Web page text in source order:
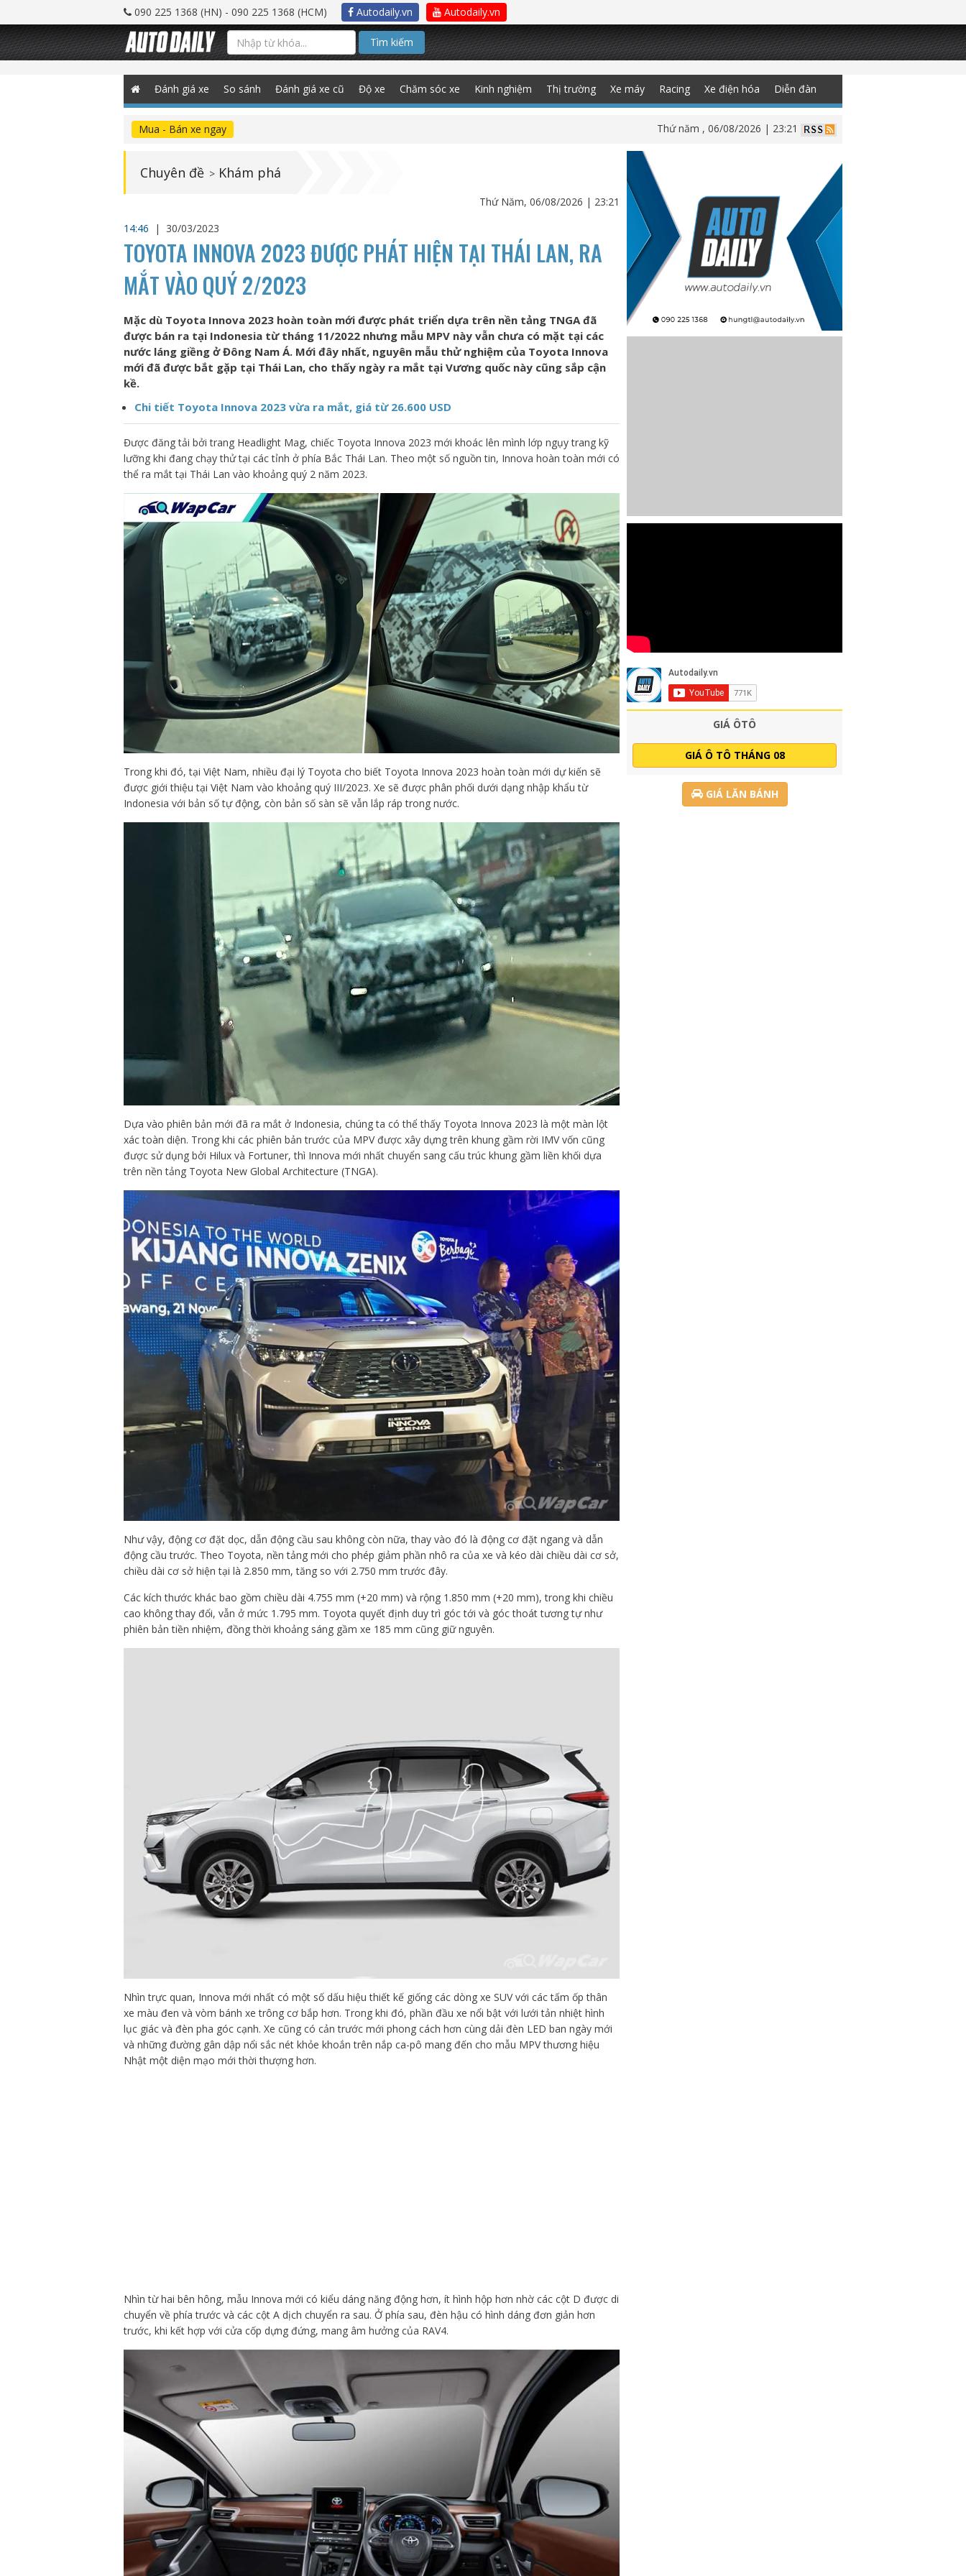
090 225 1368 (HN) - 090 225 1368 (HCM) Autodaily.vn Autodaily.vn
Tìm kiếm
Đánh giá xe So sánh Đánh giá xe cũ Độ xe Chăm sóc xe Kinh nghiệm Thị trường Xe máy Racing Xe điện hóa Diễn đàn
Mua - Bán xe ngay Thứ năm , 06/08/2026 | 23:21
Chuyên đề > Khám phá
Thứ Năm, 06/08/2026 | 23:21
14:46
| 30/03/2023
TOYOTA INNOVA 2023 ĐƯỢC PHÁT HIỆN TẠI THÁI LAN, RA
MẮT VÀO QUÝ 2/2023
Mặc dù Toyota Innova 2023 hoàn toàn mới được phát triển dựa trên nền tảng TNGA đã
được bán ra tại Indonesia từ tháng 11/2022 nhưng mẫu MPV này vẫn chưa có mặt tại các
nước láng giềng ở Đông Nam Á. Mới đây nhất, nguyên mẫu thử nghiệm của Toyota Innova
mới đã được bắt gặp tại Thái Lan, cho thấy ngày ra mắt tại Vương quốc này cũng sắp cận
kề.
Chi tiết Toyota Innova 2023 vừa ra mắt, giá từ 26.600 USD
Được đăng tải bởi trang Headlight Mag, chiếc Toyota Innova 2023 mới khoác lên mình lớp ngụy trang kỹ
lưỡng khi đang chạy thử tại các tỉnh ở phía Bắc Thái Lan. Theo một số nguồn tin, Innova hoàn toàn mới có
thể ra mắt tại Thái Lan vào khoảng quý 2 năm 2023.
Trong khi đó, tại Việt Nam, nhiều đại lý Toyota cho biết Toyota Innova 2023 hoàn toàn mới dự kiến sẽ
được giới thiệu tại Việt Nam vào khoảng quý III/2023. Xe sẽ được phân phối dưới dạng nhập khẩu từ
Indonesia với bản số tự động, còn bản số sàn sẽ vẫn lắp ráp trong nước.
Dựa vào phiên bản mới đã ra mắt ở Indonesia, chúng ta có thể thấy Toyota Innova 2023 là một màn lột
xác toàn diện. Trong khi các phiên bản trước của MPV được xây dựng trên khung gầm rời IMV vốn cũng
được sử dụng bởi Hilux và Fortuner, thì Innova mới nhất chuyển sang cấu trúc khung gầm liền khối dựa
trên nền tảng Toyota New Global Architecture (TNGA).
Như vậy, động cơ đặt dọc, dẫn động cầu sau không còn nữa, thay vào đó là động cơ đặt ngang và dẫn
động cầu trước. Theo Toyota, nền tảng mới cho phép giảm phần nhô ra của xe và kéo dài chiều dài cơ sở,
chiều dài cơ sở hiện tại là 2.850 mm, tăng so với 2.750 mm trước đây.
Các kích thước khác bao gồm chiều dài 4.755 mm (+20 mm) và rộng 1.850 mm (+20 mm), trong khi chiều
cao không thay đổi, vẫn ở mức 1.795 mm. Toyota quyết định duy trì góc tới và góc thoát tương tự như
phiên bản tiền nhiệm, đồng thời khoảng sáng gầm xe 185 mm cũng giữ nguyên.
Nhìn trực quan, Innova mới nhất có một số dấu hiệu thiết kế giống các dòng xe SUV với các tấm ốp thân
xe màu đen và vòm bánh xe trông cơ bắp hơn. Trong khi đó, phần đầu xe nổi bật với lưới tản nhiệt hình
lục giác và đèn pha góc cạnh. Xe cũng có cản trước mới phong cách hơn cùng dải đèn LED ban ngày mới
và những đường gân dập nổi sắc nét khỏe khoắn trên nắp ca-pô mang đến cho mẫu MPV thương hiệu
Nhật một diện mạo mới thời thượng hơn.
Nhìn từ hai bên hông, mẫu Innova mới có kiểu dáng năng động hơn, ít hình hộp hơn nhờ các cột D được di
chuyển về phía trước và các cột A dịch chuyển ra sau. Ở phía sau, đèn hậu có hình dáng đơn giản hơn
trước, khi kết hợp với cửa cốp dựng đứng, mang âm hưởng của RAV4.
GIÁ ÔTÔ
GIÁ Ô TÔ THÁNG 08
GIÁ LĂN BÁNH